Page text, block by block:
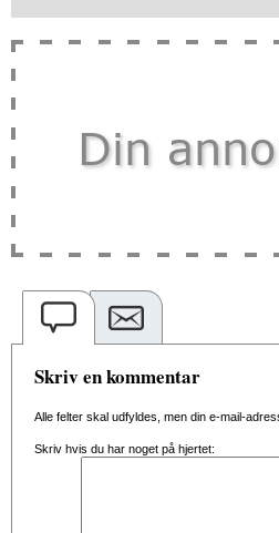
Skriv en kommentar
Alle felter skal udfyldes, men din e-mail-
Skriv hvis du har noget på hjertet: